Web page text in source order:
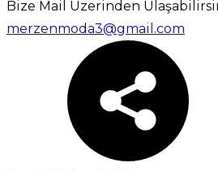
Bize Mail Üzerinden
merzenmoda3@gmail.com